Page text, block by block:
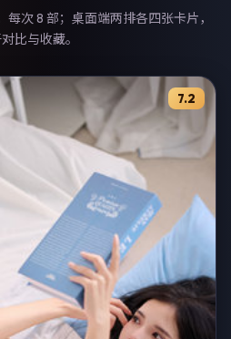
次 8 部；桌面端两排各四张卡片，
比与收藏。
7.2